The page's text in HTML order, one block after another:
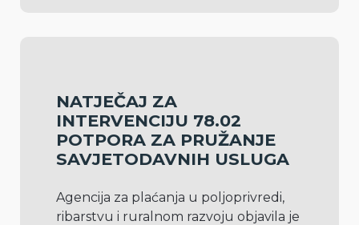
NATJEČAJ ZA
INTERVENCIJU 78.02
POTPORA ZA PRUŽANJE
SAVJETODAVNIH USLUGA
Agencija za plaćanja u poljoprivredi,
ribarstvu i ruralnom razvoju objavila je